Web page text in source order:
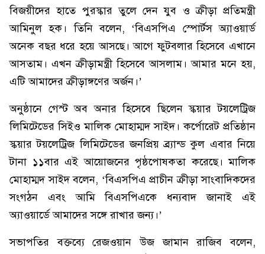
বিজয়ীদের হাতে পুরস্কার তুলে দেন যুব ও ক্রীড়া প্রতিমন্ত্রী
আমিনুল হক। তিনি বলেন, ‘বিএসপিএ স্পোর্টস অ্যাওয়ার্ড
অনেক বছর ধরে হয়ে আসছে। আগে ফুটবলার হিসেবে এখানে
আসতাম। এখন ক্রীড়ামন্ত্রী হিসেবে আসলাম। আমার মনে হয়,
এটি আমাদের ক্রীড়াঙ্গণের অর্জন।’
অনুষ্ঠানে গেস্ট অব অনার হিসেবে ছিলেন স্কয়ার টয়লেট্রিজ
লিমিটেডের সিইও মালিক মোহাম্মদ সাইদ। কর্পোরেট প্রতিষ্ঠান
স্কয়ার টয়লেট্রিজ লিমিটেডের জনপ্রিয় ব্র্যান্ড কুল এবার নিয়ে
টানা ১১বার এই আয়োজনের পৃষ্ঠপোষকতা করেছে। মালিক
মোহাম্মদ সাইদ বলেন, ‘বিএসপিএ প্রাচীন ক্রীড়া সাংবাদিকদের
সংগঠন এবং আমি বিএসপিএকে ধন্যবাদ জানাই এই
অ্যাওয়ার্ডে আমাদের সঙ্গে রাখার জন্য।’
সভাপতির বক্তব্যে রেজওয়ান উজ জামান রাজিব বলেন,